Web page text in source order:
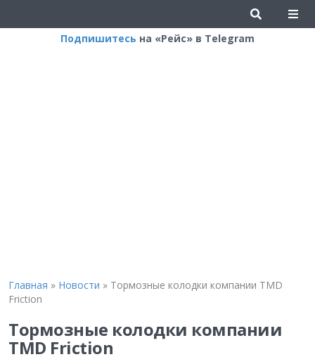
Подпишитесь на «Рейс» в Telegram
Главная » Новости » Тормозные колодки компании TMD
Friction
Тормозные колодки компании
TMD Friction